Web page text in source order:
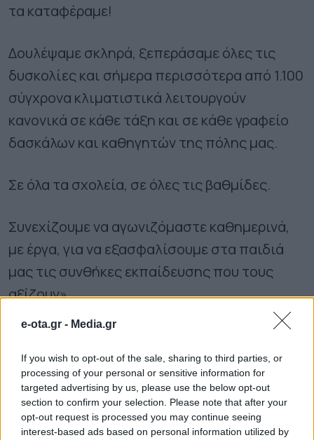
e-ota.gr - Media.gr
If you wish to opt-out of the sale, sharing to third parties, or
processing of your personal or sensitive information for
targeted advertising by us, please use the below opt-out
section to confirm your selection. Please note that after your
opt-out request is processed you may continue seeing
interest-based ads based on personal information utilized by
τα καταφέραμε!
Δουλέψαμε σκληρά, ξεπεράσαμε όλες τις
δυσκολίες και σήμερα περισσότερα από 1.100
σύγχρονα κλιματιστικά λειτουργούν
κανονικά σε κάθε τάξη και σε κάθε γραφείο
δασκάλων και καθηγητών της πόλης μας.
Σε όλα τα σχολεία, σε όλες τις βαθμίδες.
Συνεχίζουμε να αγωνιζόμαστε καθημερινά,
με έργα, για να εξασφαλίσουμε στα παιδιά
μας τις συνθήκες εκπαίδευσης που τους
αξίζουν».
657.000 ευρώ για 9 παιδικές χαρές στον Δήμο
Πύργου
Καστοριά: Ενημερωτικές δράσεις στην
κοινότητα Ρομά